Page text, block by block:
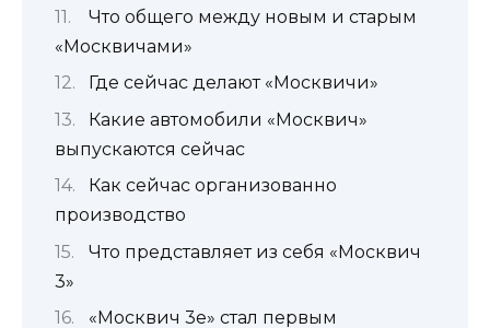
Что общего между новым и старым
«Москвичами»
Где сейчас делают «Москвичи»
Какие автомобили «Москвич»
выпускаются сейчас
Как сейчас организованно
производство
Что представляет из себя «Москвич
3»
«Москвич 3е» стал первым